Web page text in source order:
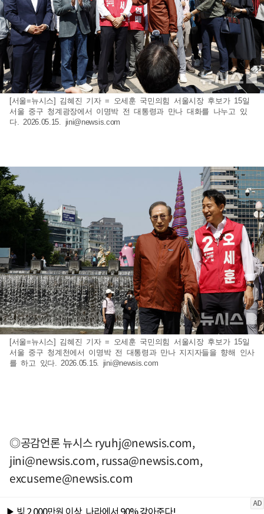
[서울=뉴시스] 김혜진 기자 = 오세훈 국민의힘 서울시장 후보가 15일
서울 중구 청계광장에서 이명박 전 대통령과 만나 대화를 나누고 있
다. 2026.05.15. jini@newsis.com
[서울=뉴시스] 김혜진 기자 = 오세훈 국민의힘 서울시장 후보가 15일
서울 중구 청계천에서 이명박 전 대통령과 만나 지지자들을 향해 인사
를 하고 있다. 2026.05.15. jini@newsis.com
◎공감언론 뉴시스ryuhj@newsis.com,
jini@newsis.com,russa@newsis.com,
excuseme@newsis.com